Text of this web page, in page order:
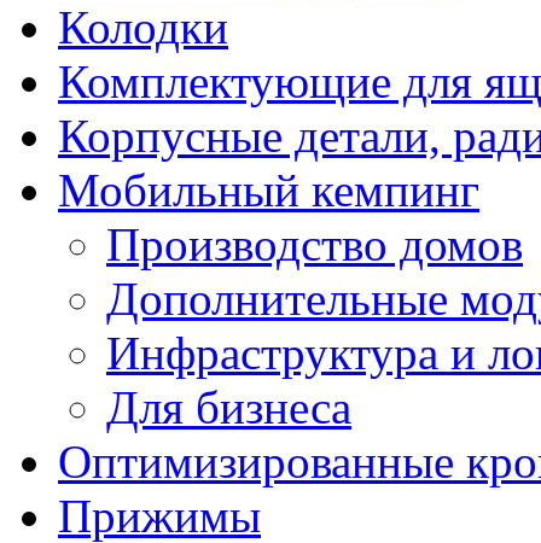
Колодки
Комплектующие для
Корпусные детали,
Мобильный кемпинг
Производство домов
Дополнительные
Инфраструктура и
Для бизнеса
Оптимизированные
Прижимы